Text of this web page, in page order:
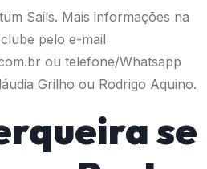
Sails. Mais informações na
pelo e-mail
ou telefone/Whatsapp
Grilho ou Rodrigo Aquino.
se